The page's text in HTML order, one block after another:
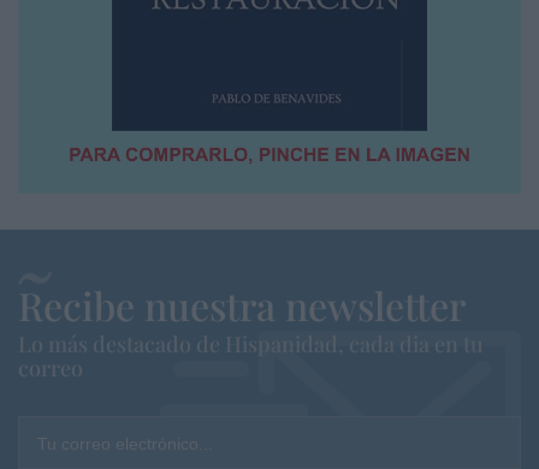
Recibe nuestra newsletter
Lo más destacado de Hispanidad, cada dia en tu
correo
Tu correo electrónico...